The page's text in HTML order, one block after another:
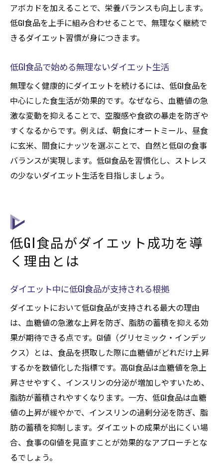
継続できる低GI食品の取り入れ方を解説
低GI食品で長期的なダイエット成功を目指
す
方
低GI食品が支えるダイエットの安定効果
ダイエット維持に役立つ低GI食品の活用法
GI値を理解し実践するダイエット食事法
ダイエット成功に導くGI値活用食事法
低GI食品中心の食事で健康的に痩せる
GI値を意識したダイエットメニューの工夫
法
アボカドを加えることで、栄養バランスも向上します。
低GI食品を上手に組み合わせることで、無理なく継続で
きるダイエット習慣が身につきます。
低GI食品で始める無理ないダイエット生活
無理なく健康的にダイエットを続けるには、低GI食品を
中心にした食生活が効果的です。なぜなら、血糖値の急
激な変動を抑えることで、空腹感や食欲の暴走を防ぎや
すくなるからです。例えば、朝食にオートミール、昼食
に玄米、間食にナッツを選ぶことで、自然と低GIの食事
バランスが実現します。低GI食品を習慣化し、ストレス
の少ないダイエット生活を目指しましょう。
低GI食品がダイエット成功を導
く理由とは
ダイエット中に低GI食品が支持される根拠
ダイエットにおいて低GI食品が支持される最大の理由
は、血糖値の急激な上昇を防ぎ、脂肪の蓄積を抑える効
果が期待できる点です。GI値（グリセミック・インデッ
クス）とは、食品を摂取した際に血糖値がどれだけ上昇
するかを数値化した指標です。高GI食品は血糖値を急上
昇させやすく、インスリンの分泌が増加しやすいため、
脂肪が蓄積されやすくなります。一方、低GI食品は血糖
値の上昇が緩やかで、インスリンの過剰分泌を防ぎ、脂
肪の蓄積を抑制します。ダイエットの成果が出にくい場
合、食事のGI値を見直すことが効果的なアプローチとな
るでしょう。